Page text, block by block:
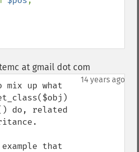
at gmail dot com
14 years ago
mix up what
get_class($obj)
do, related
that